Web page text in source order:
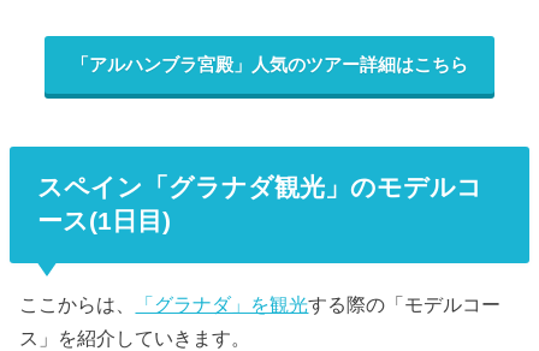
「アルハンブラ宮殿」人気のツアー詳細はこちら
スペイン「グラナダ観光」のモデルコ
ース(1日目)
ここからは、 「グラナダ」を観光する際の「モデルコー
ス」を紹介していきます。